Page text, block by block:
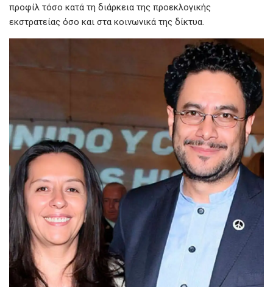
προφίλ τόσο κατά τη διάρκεια της προεκλογικής
εκστρατείας όσο και στα κοινωνικά της δίκτυα.